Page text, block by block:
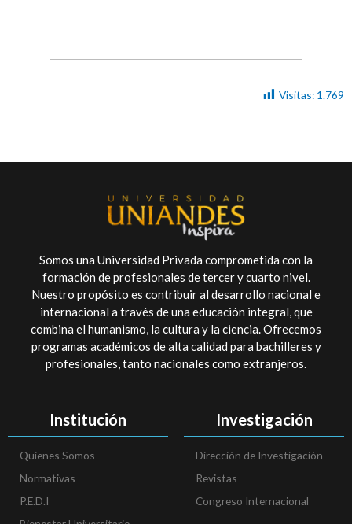
Visitas: 1.769
Somos una Universidad Privada comprometida con la
formación de profesionales de tercer y cuarto nivel.
Nuestro propósito es contribuir al desarrollo nacional e
internacional a través de una educación integral, que
combina el humanismo, la cultura y la ciencia. Ofrecemos
programas académicos de alta calidad para bachilleres y
profesionales, tanto nacionales como extranjeros.
Institución
Quienes Somos
Normativas
P.E.D.I
Investigación
Dirección de Investigación
Revistas
Congreso Internacional